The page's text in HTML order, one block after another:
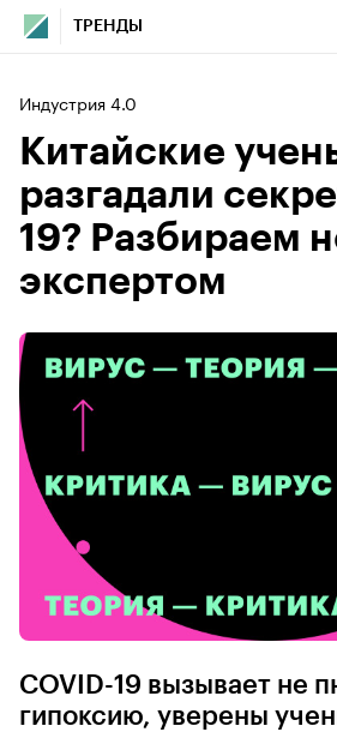
ТРЕНДЫ
Индустрия 4.0
Китайские
разгадали
19? Разбираем
экспертом
COVID-19 вызывает не
гипоксию, уверены